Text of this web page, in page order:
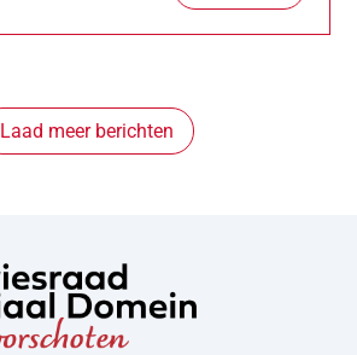
Laad meer berichten